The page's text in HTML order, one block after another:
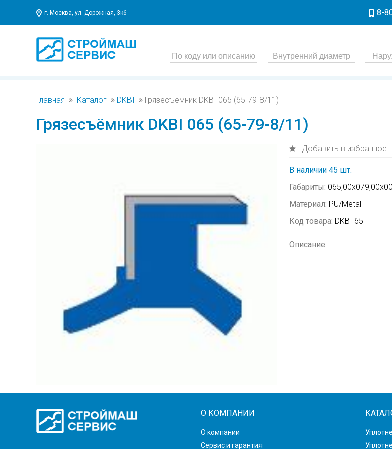
г. Москва, ул. Дорожная, 3к6 8-
Главная Каталог DKBI Грязесъёмник DKBI 065 (65-79-8/11)
Грязесъёмник DKBI 065 (65-79-8/11)
Добавить в избранное
В наличии 45 шт.
Габариты:
Материал: PU/Metal
Код товара: DKBI 65
Описание:
О КОМПАНИИ
О компании
Сервис и гарантия